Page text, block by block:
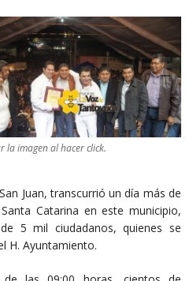
la imagen al hacer click.
Juan, transcurrió un día más de
Catarina en este municipio,
5 mil ciudadanos, quienes se
H. Ayuntamiento.